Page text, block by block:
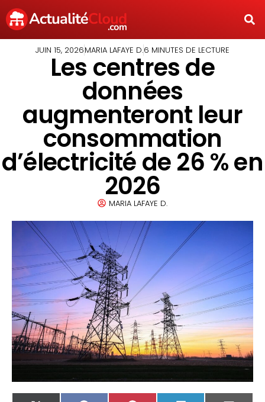
JUIN 15, 2026MARIA LAFAYE D.6 MINUTES DE LECTURE
Les centres de
données
augmenteront leur
consommation
d’électricité de 26 % en
2026
MARIA LAFAYE D.